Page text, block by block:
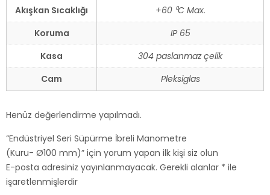
Akışkan Sıcaklığı
+60 ⁰C Max.
Koruma
IP 65
Kasa
304 paslanmaz çelik
Cam
Pleksiglas
Henüz değerlendirme yapılmadı.
“Endüstriyel Seri Süpürme İbreli Manometre
(Kuru- Ø100 mm)” için yorum yapan ilk kişi siz olun
E-posta adresiniz yayınlanmayacak. Gerekli alanlar * ile
işaretlenmişlerdir